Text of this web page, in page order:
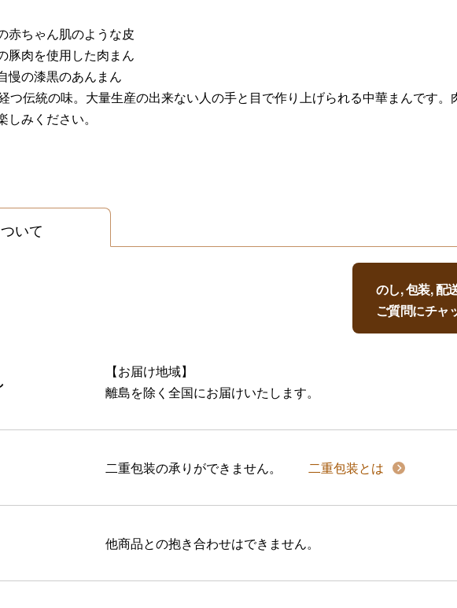
赤ちゃん肌のような皮
豚肉を使用した肉まん
慢の漆黒のあんまん
つ伝統の味。大量生産の出来ない人の手と目で作り上げられる中華まんです
みください。
いて
のし, 包装, 配
ご質問にチャ
【お届け地域】
離島を除く全国にお届けいたします。
二重包装の承りができません。 二重包装とは
他商品との抱き合わせはできません。